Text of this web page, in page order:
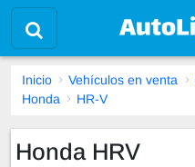
Inicio Vehículos en venta
Honda
HR-V
Honda HRV